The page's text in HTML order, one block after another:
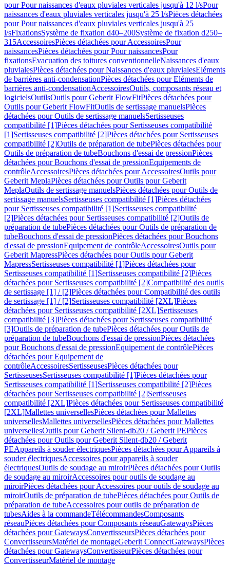
pour Pour naissances d'eaux pluviales verticales jusqu'à 12 l/sPour
naissances d'eaux pluviales verticales jusqu'à 25 l/sPièces détachées
pour Pour naissances d'eaux pluviales verticales jusqu'à 25
l/sFixationsSystème de fixation d40–200Système de fixation d250–
315AccessoiresPièces détachées pour AccessoiresPour
naissancesPièces détachées pour Pour naissancesPour
fixationsEvacuation des toitures conventionnelleNaissances d'eaux
pluvialesPièces détachées pour Naissances d'eaux pluvialesEléments
de barrières anti-condensationPièces détachées pour Eléments de
barrières anti-condensationAccessoiresOutils, composants réseau et
logicielsOutilsOutils pour Geberit FlowFitPièces détachées pour
Outils pour Geberit FlowFitOutils de sertissage manuelsPièces
détachées pour Outils de sertissage manuelsSertisseuses
compatibilité [1]Pièces détachées pour Sertisseuses compatibilité
[1]Sertisseuses compatibilité [2]Pièces détachées pour Sertisseuses
compatibilité [2]Outils de préparation de tubePièces détachées pour
Outils de préparation de tubeBouchons d'essai de pressionPièces
détachées pour Bouchons d'essai de pressionEquipements de
contrôleAccessoiresPièces détachées pour AccessoiresOutils pour
Geberit MeplaPièces détachées pour Outils pour Geberit
MeplaOutils de sertissage manuelsPièces détachées pour Outils de
sertissage manuelsSertisseuses compatibilité [1]Pièces détachées
pour Sertisseuses compatibilité [1]Sertisseuses compatibilité
[2]Pièces détachées pour Sertisseuses compatibilité [2]Outils de
préparation de tubePièces détachées pour Outils de préparation de
tubeBouchons d'essai de pressionPièces détachées pour Bouchons
d'essai de pressionEquipement de contrôleAccessoiresOutils pour
Geberit MapressPièces détachées pour Outils pour Geberit
MapressSertisseuses compatibilité [1]Pièces détachées pour
Sertisseuses compatibilité [1]Sertisseuses compatibilité [2]Pièces
détachées pour Sertisseuses compatibilité [2]Compatibilité des outils
de sertissage [1] / [2]Pièces détachées pour Compatibilité des outils
de sertissage [1] / [2]Sertisseuses compatibilité [2XL]Pièces
détachées pour Sertisseuses compatibilité [2XL]Sertisseuses
compatibilité [3]Pièces détachées pour Sertisseuses compatibilité
[3]Outils de préparation de tubePièces détachées pour Outils de
préparation de tubeBouchons d'essai de pressionPièces détachées
pour Bouchons d'essai de pressionEquipement de contrôlePièces
détachées pour Equipement de
contrôleAccessoiresSertisseusesPièces détachées pour
SertisseusesSertisseuses compatibilité [1]Pièces détachées pour
Sertisseuses compatibilité [1]Sertisseuses compatibilité [2]Pièces
détachées pour Sertisseuses compatibilité [2]Sertisseuses
compatibilité [2XL]Pièces détachées pour Sertisseuses compatibilité
[2XL]Mallettes universellesPièces détachées pour Mallettes
universellesMallettes universellesPièces détachées pour Mallettes
universellesOutils pour Geberit Silent-db20 / Geberit PEPièces
détachées pour Outils pour Geberit Silent-db20 / Geberit
PEAppareils à souder électriquesPièces détachées pour Appareils à
souder électriquesAccessoires pour appareils à souder
électriquesOutils de soudage au miroirPièces détachées pour Outils
de soudage au miroirAccessoires pour outils de soudage au
miroirPièces détachées pour Accessoires pour outils de soudage au
miroirOutils de préparation de tubePièces détachées pour Outils de
préparation de tubeAccessoires pour outils de préparation de
tubesAides à la commandeTélécommandesComposants
réseauPièces détachées pour Composants réseauGatewaysPièces
détachées pour GatewaysConvertisseursPièces détachées pour
ConvertisseursMatériel de montageGeberit ConnectGatewaysPièces
détachées pour GatewaysConvertisseurPièces détachées pour
ConvertisseurMatériel de montage